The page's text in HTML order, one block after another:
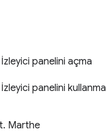
panelini açma
panelini kullanma
Marthe